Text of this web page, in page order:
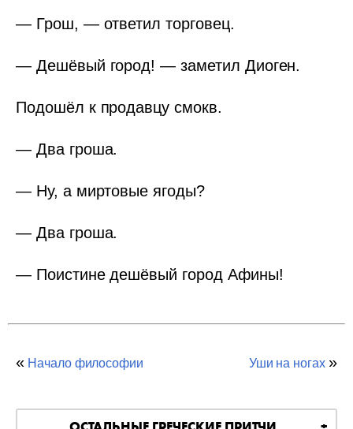
— Грош, — ответил торговец.
— Дешёвый город! — заметил Диоген.
Подошёл к продавцу смокв.
— Два гроша.
— Ну, а миртовые ягоды?
— Два гроша.
— Поистине дешёвый город Афины!
« Начало философии Уши на ногах »